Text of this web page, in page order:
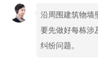
沿周围建筑物墙
要先做好每栋涉
纠纷问题。